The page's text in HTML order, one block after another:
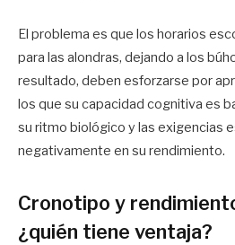
El problema es que los horarios
para las alondras, dejando a los
resultado, deben esforzarse por
los que su capacidad cognitiva es
su ritmo biológico y las exigencias
negativamente en su rendimiento.
Cronotipo y
¿quién tiene ventaja?